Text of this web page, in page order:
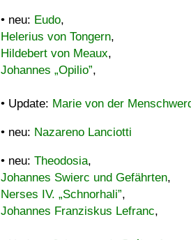
• neu: Eudo,
Helerius von Tongern,
Hildebert von Meaux,
Johannes „Opilio”,
• Update: Marie von der
• neu: Nazareno Lanciotti
• neu: Theodosia,
Johannes Swierc und Gefährten,
Nerses IV. „Schnorhali”,
Johannes Franziskus Lefranc,